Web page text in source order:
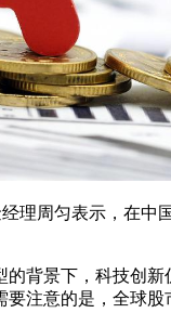
周匀表示，在中
景下，科技创新
注意的是，全球